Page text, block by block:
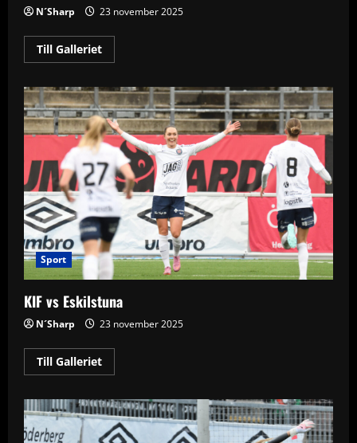
N´Sharp 23 november 2025
Till GallerietRead
more
vs
Linköping
Sport
KIF vs Eskilstuna
N´Sharp 23 november 2025
Till GallerietRead
more
vs
Eskilstuna